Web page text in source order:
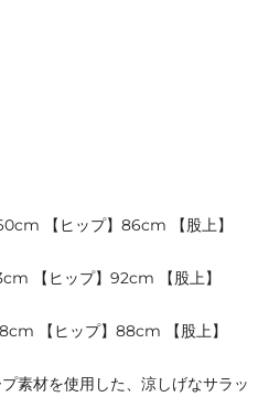
【ヒップ】86cm 【股上】
【ヒップ】92cm 【股上】
【ヒップ】88cm 【股上】
素材を使用した、涼しげなサラッ